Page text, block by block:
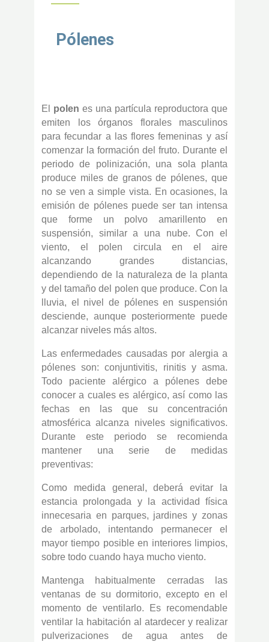
Pólenes
El polen es una partícula reproductora que
emiten los órganos florales masculinos
para fecundar a las flores femeninas y así
comenzar la formación del fruto. Durante el
periodo de polinización, una sola planta
produce miles de granos de pólenes, que
no se ven a simple vista. En ocasiones, la
emisión de pólenes puede ser tan intensa
que forme un polvo amarillento en
suspensión, similar a una nube. Con el
viento, el polen circula en el aire
alcanzando grandes distancias,
dependiendo de la naturaleza de la planta
y del tamaño del polen que produce. Con la
lluvia, el nivel de pólenes en suspensión
desciende, aunque posteriormente puede
alcanzar niveles más altos.
Las enfermedades causadas por alergia a
pólenes son: conjuntivitis, rinitis y asma.
Todo paciente alérgico a pólenes debe
conocer a cuales es alérgico, así como las
fechas en las que su concentración
atmosférica alcanza niveles significativos.
Durante este periodo se recomienda
mantener una serie de medidas
preventivas:
Como medida general, deberá evitar la
estancia prolongada y la actividad física
innecesaria en parques, jardines y zonas
de arbolado, intentando permanecer el
mayor tiempo posible en interiores limpios,
sobre todo cuando haya mucho viento.
Mantenga habitualmente cerradas las
ventanas de su dormitorio, excepto en el
momento de ventilarlo. Es recomendable
ventilar la habitación al atardecer y realizar
pulverizaciones de agua antes de